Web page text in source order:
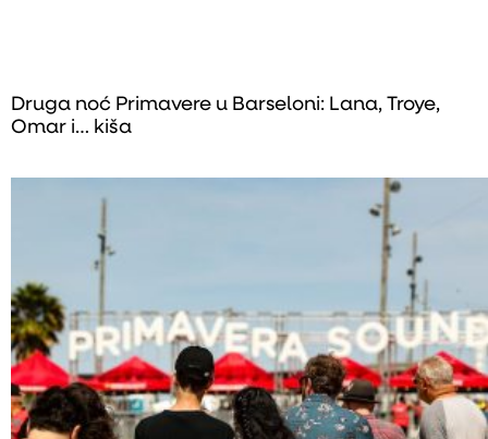
Druga noć Primavere u Barseloni: Lana, Troye,
Omar i… kiša